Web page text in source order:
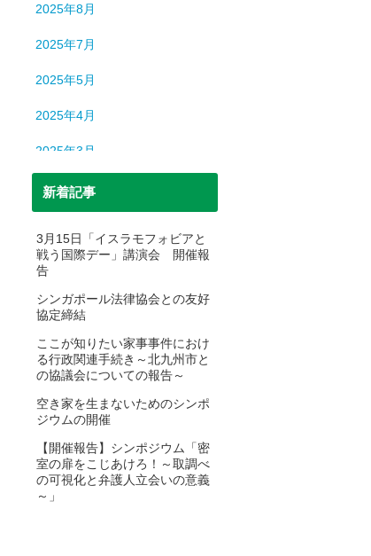
2025年8月
2025年7月
2025年5月
2025年4月
2025年3月
2025年2月
2024年12月
2024年11月
2024年9月
2024年8月
2024年6月
2024年5月
新着記事
3月15日「イスラモフォビアと
戦う国際デー」講演会 開催報
告
シンガポール法律協会との友好
協定締結
ここが知りたい家事事件におけ
る行政関連手続き～北九州市と
の協議会についての報告～
空き家を生まないためのシンポ
ジウムの開催
【開催報告】シンポジウム「密
室の扉をこじあけろ！～取調べ
の可視化と弁護人立会いの意義
～」